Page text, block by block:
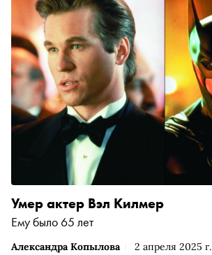
Александра Копылова 2 апреля 2025 г.
Умер актер Вэл Килмер
Ему было 65 лет